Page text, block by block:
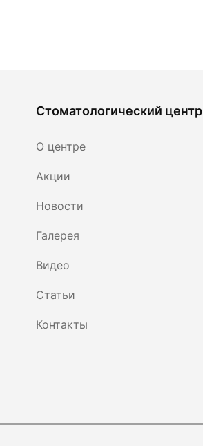
Стоматологический центр
О центре
Акции
Новости
Галерея
Видео
Статьи
Контакты